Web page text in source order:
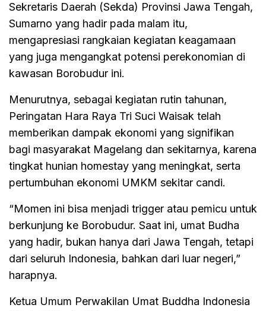
Sekretaris Daerah (Sekda) Provinsi Jawa Tengah,
Sumarno yang hadir pada malam itu,
mengapresiasi rangkaian kegiatan keagamaan
yang juga mengangkat potensi perekonomian di
kawasan Borobudur ini.
Menurutnya, sebagai kegiatan rutin tahunan,
Peringatan Hara Raya Tri Suci Waisak telah
memberikan dampak ekonomi yang signifikan
bagi masyarakat Magelang dan sekitarnya, karena
tingkat hunian homestay yang meningkat, serta
pertumbuhan ekonomi UMKM sekitar candi.
“Momen ini bisa menjadi trigger atau pemicu untuk
berkunjung ke Borobudur. Saat ini, umat Budha
yang hadir, bukan hanya dari Jawa Tengah, tetapi
dari seluruh Indonesia, bahkan dari luar negeri,”
harapnya.
Ketua Umum Perwakilan Umat Buddha Indonesia